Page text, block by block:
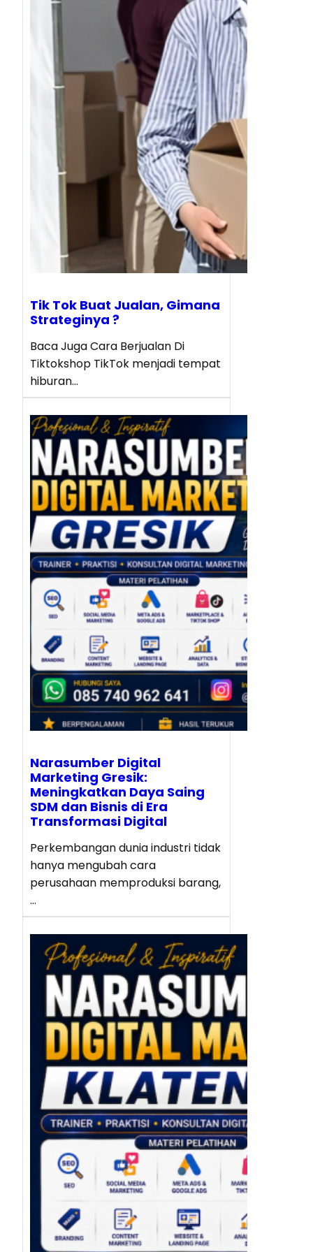
Tik Tok Buat Jualan, Gimana
Strateginya ?
Baca Juga Cara Berjualan Di
Tiktokshop TikTok menjadi tempat
hiburan…
Narasumber Digital
Marketing Gresik:
Meningkatkan Daya Saing
SDM dan Bisnis di Era
Transformasi Digital
Perkembangan dunia industri tidak
hanya mengubah cara
perusahaan memproduksi barang,
…